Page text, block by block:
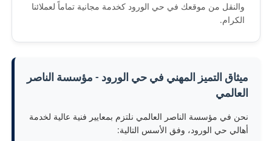
والنقل من موقعك في حي الورود كخدمة مجانية تماماً لعملائنا
الكرام.
ميثاق التميز المهني في حي الورود - مؤسسة الناصر
العالمي
نحن في مؤسسة الناصر العالمي نلتزم بمعايير فنية عالية لخدمة
أهالي حي الورود، وفق الأسس التالية: